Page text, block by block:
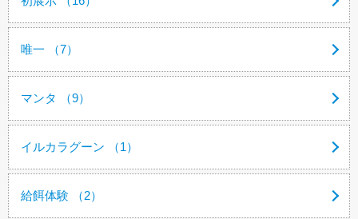
唯一 （7）
マンタ （9）
イルカラグーン （1）
給餌体験 （2）